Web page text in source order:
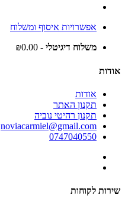
אפשרויות איסוף ומשלוח
משלוח דיגיטלי - ₪0.00
אודות
אודות
תקנון האתר
תקנון רהיטי נוביה
noviacarmiel@gmail.com
0747040550
שירות לקוחות